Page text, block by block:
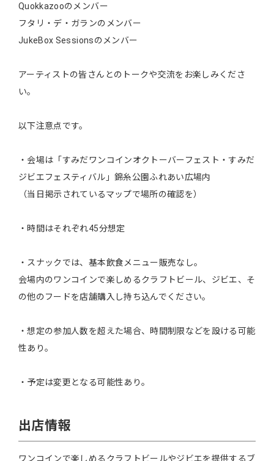
Quokkazooのメンバー
フタリ・デ・ガランのメンバー
JukeBox Sessionsのメンバー
アーティストの皆さんとのトークや交流をお楽しみくださ
い。
以下注意点です。
・会場は「すみだワンコインオクトーバーフェスト・すみだ
ジビエフェスティバル」錦糸公園ふれあい広場内
（当日掲示されているマップで場所の確認を）
・時間はそれぞれ45分想定
・スナックでは、基本飲食メニュー販売なし。
会場内のワンコインで楽しめるクラフトビール、ジビエ、そ
の他のフードを店舗購入し持ち込んでください。
・想定の参加人数を超えた場合、時間制限などを設ける可能
性あり。
・予定は変更となる可能性あり。
出店情報
ワンコインで楽しめるクラフトビールやジビエを提供するブ